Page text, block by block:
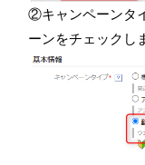
②キャンペーンタ
ーンをチェックし